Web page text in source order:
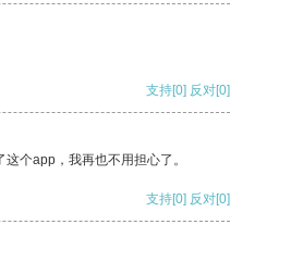
支持[0] 反对[0]
个app，我再也不用担心了。
支持[0] 反对[0]